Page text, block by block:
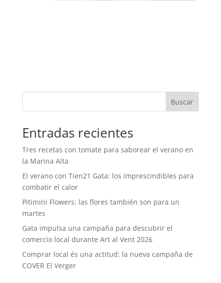
Buscar
Entradas recientes
Tres recetas con tomate para saborear el verano en
la Marina Alta
El verano con Tien21 Gata: los imprescindibles para
combatir el calor
Pitimini Flowers: las flores también son para un
martes
Gata impulsa una campaña para descubrir el
comercio local durante Art al Vent 2026
Comprar local és una actitud: la nueva campaña de
COVER El Verger